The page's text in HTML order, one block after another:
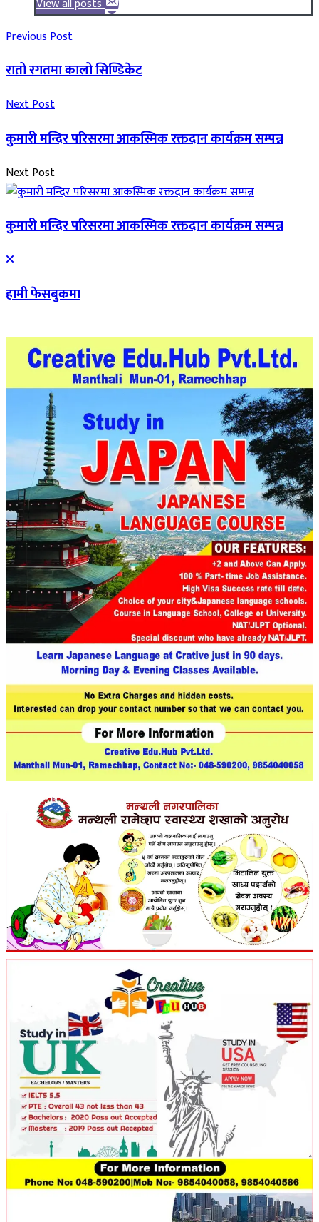
Previous Post
रातो रगतमा कालो सिण्डिकेट
Next Post
कुमारी मन्दिर परिसरमा आकस्मिक रक्तदान कार्यक्रम सम्पन्न
Next Post
कुमारी मन्दिर परिसरमा आकस्मिक रक्तदान कार्यक्रम सम्पन्न
हामी फेसबुकमा